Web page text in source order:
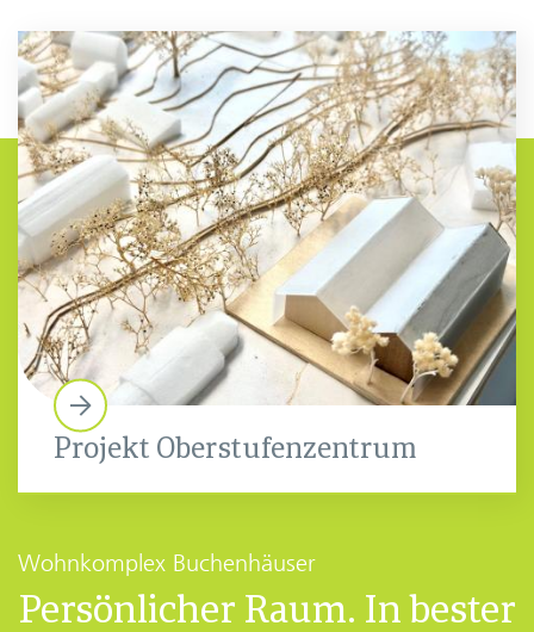
Projekt Oberstufenzentrum
Wohnkomplex Buchenhäuser
Persönlicher Raum. In bester